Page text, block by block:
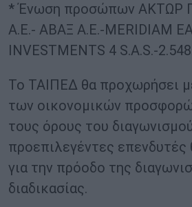
* Ένωση προσώπων ΑΚΤΩΡ
Α.Ε.- ΑΒΑΞ Α.Ε.-MERIDIAM
INVESTMENTS 4 S.A.S.-
Το ΤΑΙΠΕΔ θα προχωρήσει
των οικονομικών
τους όρους του
προεπιλεγέντες
για την πρόοδο της
διαδικασίας.